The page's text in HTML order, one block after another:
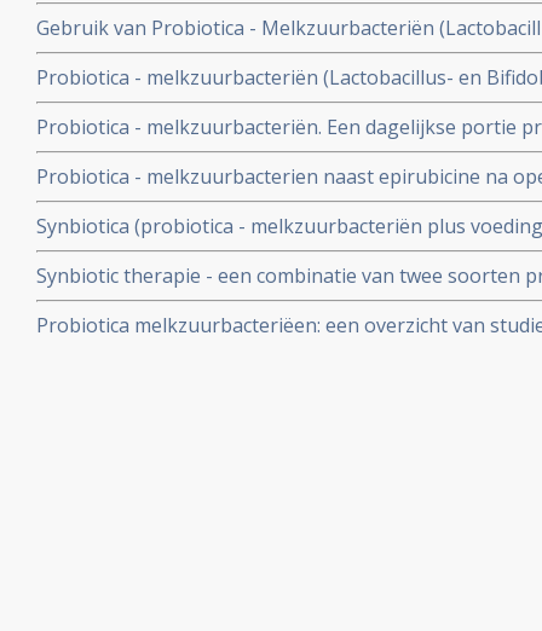
Gebruik van Probiotica - Melkzuurbacteriën
reduceert het ziekteverzuim door maag- en
gerandomiseerde placebo gecontroleerde studie bij 262
Probiotica - melkzuurbacteriën (Lactobacillus- en
de aanpak en vernietiging van de Helicobactor Pylori
tot 90%, zelfs bij patienten die resistent waren voor
Probiotica - melkzuurbacteriën. Een dagelijkse portie
de kans op leverkanker, blijkt uit een
geplaatst 3 juni 2006.
Probiotica - melkzuurbacterien naast epirubicine na
significant meer driejaars ziektevrije overlevingen.
Synbiotica (probiotica - melkzuurbacteriën plus
aanmerkelijk minder infecties na leveroperatie.19
procent in controlegroep aldus gerandomiseerde
Synbiotic therapie - een combinatie van twee soorten
positief helend effect bij het bestrijden van ziekte van
gerandomiseerde studies
Probiotica melkzuurbacteriëen: een overzicht van